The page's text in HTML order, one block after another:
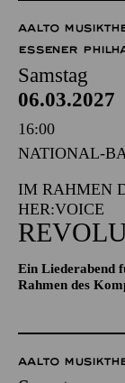
8,00 €
AALTO
ESSENER
Samstag
06.03.2027
16:00
NATIONAL-
IM RAHMEN
HER:VOICE